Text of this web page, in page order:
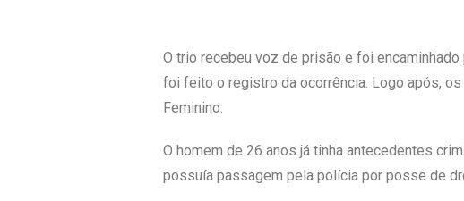
O trio recebeu voz de prisão e foi
foi feito o registro da ocorrência. Logo após,
Feminino.
O homem de 26 anos já tinha antecedentes
possuía passagem pela polícia por posse de